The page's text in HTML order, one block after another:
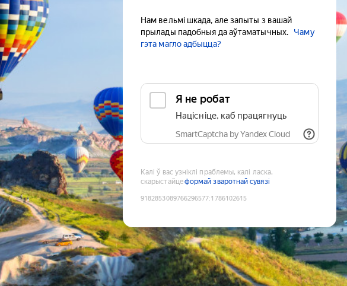
Нам вельмі шкада, але запыты з вашай
прылады падобныя да аўтаматычных.
Чаму
гэта магло адбыцца?
Я не робат
Націсніце, каб працягнуць
SmartCaptcha by Yandex Cloud
Калі ў вас узніклі праблемы, калі ласка,
скарыстайцеформай зваротнай сувязі
9182853089766296577:1786102615